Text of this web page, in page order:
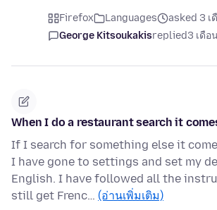
Firefox Languages
asked 3 เ
George Kitsoukakisreplied3 เดือ
When I do a restaurant search it
If I search for something else it
I have gone to settings and set my
English. I have followed all the
still get Frenc… (อ่านเพิ่มเติม)